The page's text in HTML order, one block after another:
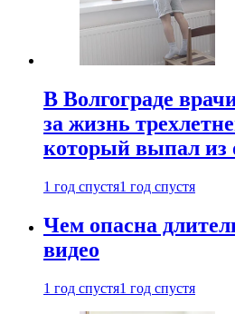
В Волгограде
за жизнь
который выпал из
1 год спустя1 год спустя
Чем опасна
видео
1 год спустя1 год спустя